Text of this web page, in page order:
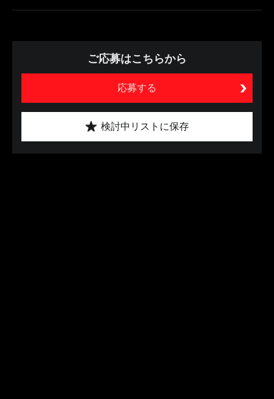
ご応募はこちらから
応募する
検討中リストに保存